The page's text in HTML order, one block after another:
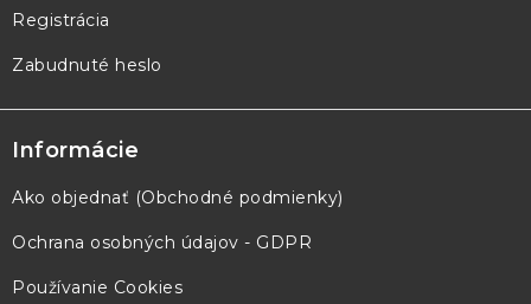
Registrácia
Zabudnuté heslo
Informácie
Ako objednať (Obchodné podmienky)
Ochrana osobných údajov - GDPR
Používanie Cookies